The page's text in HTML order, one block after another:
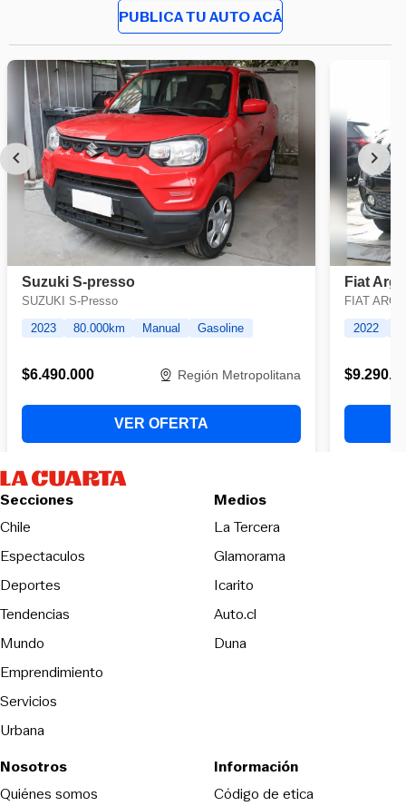
PUBLICA TU AUTO ACÁ
Secciones
Chile
Espectaculos
Deportes
Tendencias
Mundo
Emprendimiento
Servicios
Urbana
Medios
La TerceraOpens in new
Glamorama
Icarito
Auto.cl
DunaOpens in new window
Nosotros
Quiénes somos
Información
Código de eticaOpens in new